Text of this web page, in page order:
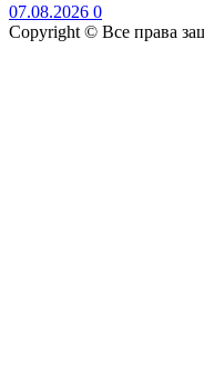
07.08.2026 0
Copyright © Все права